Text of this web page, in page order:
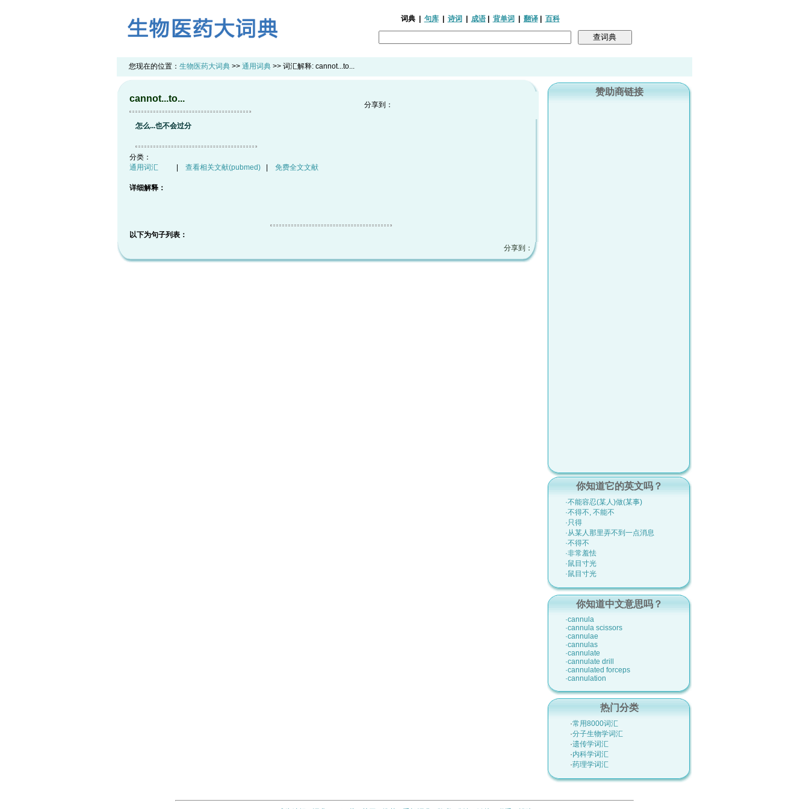
词典| 句库| 诗词 成语| 背单词 翻译| 百科
您现在的位置： 生物医药大词典 >> 通用词典 >> 词汇解释: cannot...to...
cannot...to...
分享到：
怎么...也不会过分
分类：
通用词汇
查看相关文献(pubmed) 免费全文文献
详细解释：
以下为句子列表：
分享到：
赞助商链接
你知道它的英文吗？
·不能容忍(某人)做(某事)
·不得不, 不能不
·只得
·从某人那里弄不到一点消息
·不得不
·非常羞怯
·鼠目寸光
·鼠目寸光
你知道中文意思吗？
·cannula
·cannula scissors
·cannulae
·cannulas
·cannulate
·cannulate drill
·cannulated forceps
·cannulation
热门分类
·常用8000词汇
·分子生物学词汇
·遗传学词汇
·内科学词汇
·药理学词汇